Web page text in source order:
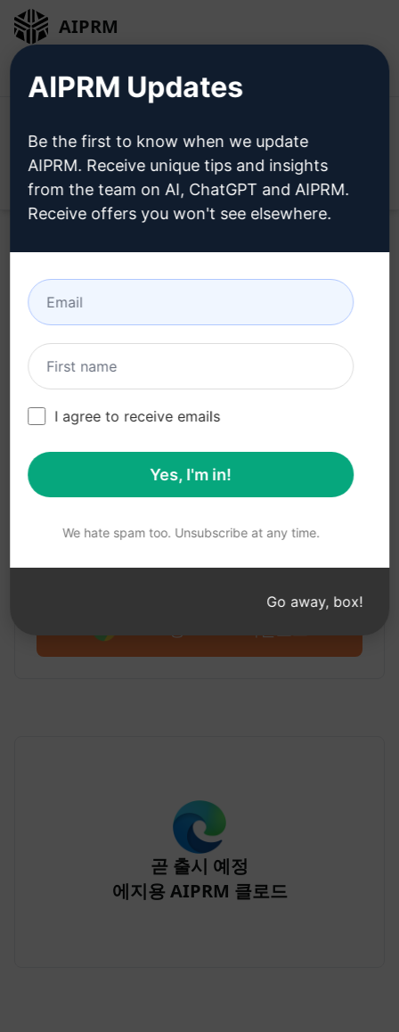
AIPRM
지금클라우드 프롬프트
를 사용
해 보세요.
1단계 : AIPRM 무료 다운로드
구글 크롬용 AIPRM 클로드
롬프트로 무료로 시작하세요.
곧 출시 예정
에지용 AIPRM 클로드
AIPRM Updates
Be the first to know when we update
AIPRM. Receive unique tips and insights
from the team on AI, ChatGPT and AIPRM.
Receive offers you won't see elsewhere.
I agree to receive emails
Yes, I'm in!
We hate spam too. Unsubscribe at any time.
Go away, box!